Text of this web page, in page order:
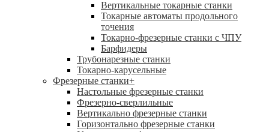
Вертикальные токарные станки
Токарные автоматы продольного
точения
Токарно-фрезерные станки с ЧПУ
Барфидеры
Трубонарезные станки
Токарно-карусельные
Фрезерные станки+
Настольные фрезерные станки
Фрезерно-сверлильные
Вертикально фрезерные станки
Горизонтально фрезерные станки